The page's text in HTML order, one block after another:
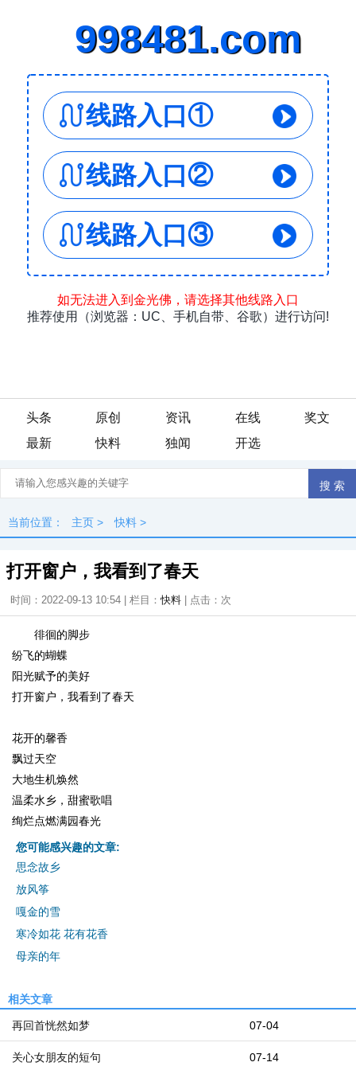
头条 原创 资讯 在线
奖文
最新
快料 独闻 开选
当前位置： 主页 > 快料 >
打开窗户，我看到了春天
时间：2022-09-13 10:54 | 栏目：快料 | 点击： 次
徘徊的脚步
纷飞的蝴蝶
阳光赋予的美好
打开窗户，我看到了春天
花开的馨香
飘过天空
大地生机焕然
温柔水乡，甜蜜歌唱
绚烂点燃满园春光
您可能感兴趣的文章:
思念故乡
放风筝
嘎金的雪
寒冷如花 花有花香
母亲的年
相关文章
07-04
再回首恍然如梦
07-14
关心女朋友的短句